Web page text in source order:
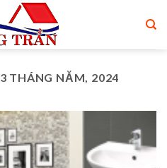
3 THÁNG NĂM, 2024